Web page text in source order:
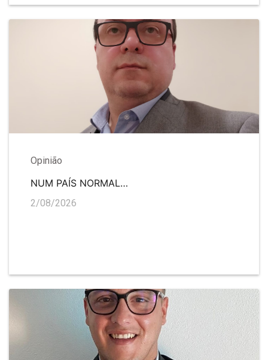
Opinião
NUM PAÍS NORMAL…
2/08/2026